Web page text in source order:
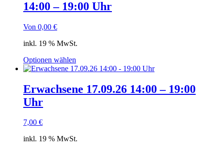
14:00 – 19:00 Uhr
Von 0,00 €
inkl. 19 % MwSt.
Optionen wählen
Erwachsene 17.09.26 14:00 – 19:00
Uhr
7,00 €
inkl. 19 % MwSt.